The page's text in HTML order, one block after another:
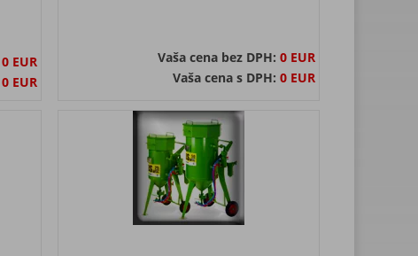
0 EUR
0 EUR
Vaša cena bez DPH: 0 EUR
Vaša cena s DPH: 0 EUR